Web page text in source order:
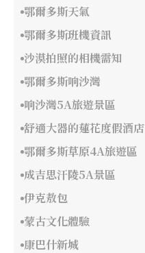
鄂爾多斯天氣
鄂爾多斯班機資訊
沙漠拍照的相機需知
鄂爾多斯响沙灣
响沙灣5A旅遊景區
舒適大器的蓮花度假酒店
鄂爾多斯草原4A旅遊區
成吉思汗陵5A景區
伊克敖包
蒙古文化體驗
康巴什新城